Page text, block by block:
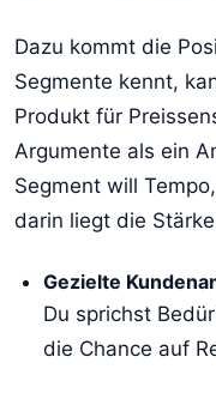
Dazu kommt die
Segmente kennt,
Produkt für
Argumente als ein
Segment will
darin liegt die
Gezielte
Du sprichst
die Chance auf